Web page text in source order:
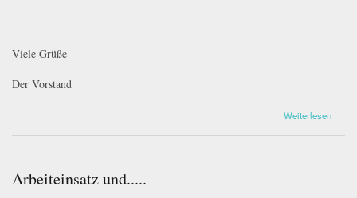
Viele Grüße
Der Vorstand
Weiterlesen
Arbeiteinsatz und.....